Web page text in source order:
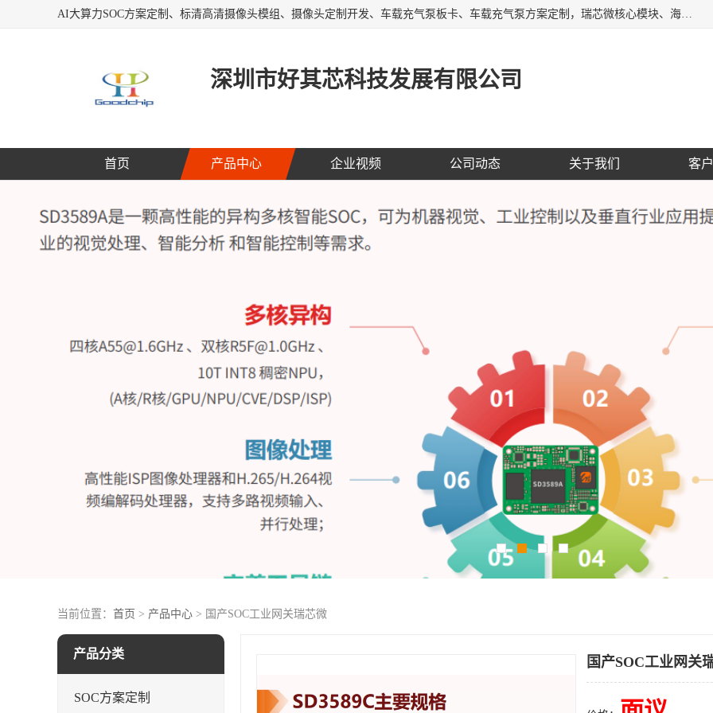
AI大算力SOC方案定制、标清高清摄像头模组、摄像头定制开发、车载充气泵板卡、车载充气泵方案定制，瑞芯微核心模块、海思核心模块、AI网关、边缘网关、边缘盒子、工控机、工业网关，Atmel触摸芯片、MCU、nor flash
深圳市好其芯科技发展有限公司
首页 产品中心 企业视频 公司动态 关于我们 客
当前位置： 首页 > 产品中心 > 国产SOC工业网关瑞芯微
产品分类
SOC方案定制
国产SOC工业网关